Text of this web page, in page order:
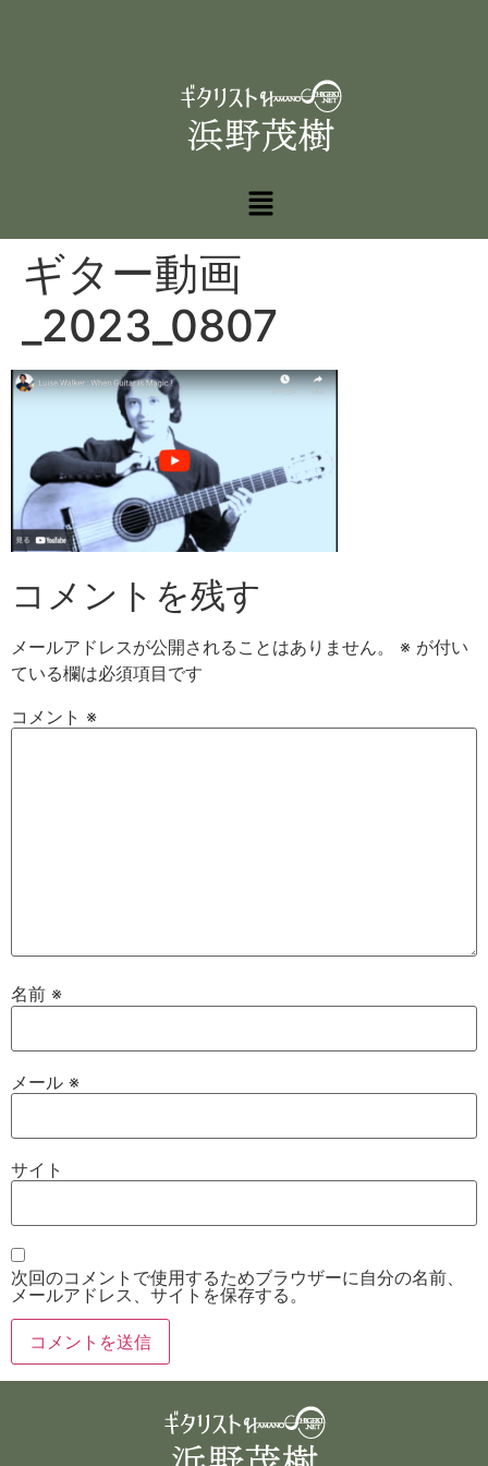
ギター動画
_2023_0807
コメントを残す
メールアドレスが公開されることはありません。 ※ が付い
ている欄は必須項目です
コメント ※
名前 ※
メール ※
サイト
次回のコメントで使用するためブラウザーに自分の名前、
メールアドレス、サイトを保存する。